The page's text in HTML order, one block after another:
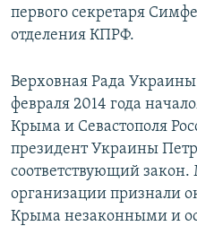
первого секретаря
отделения КПРФ.
Верховная Рада
февраля 2014 года
Крыма и Севастополя
президент Украины
соответствующий
организации признали
Крыма незаконными и